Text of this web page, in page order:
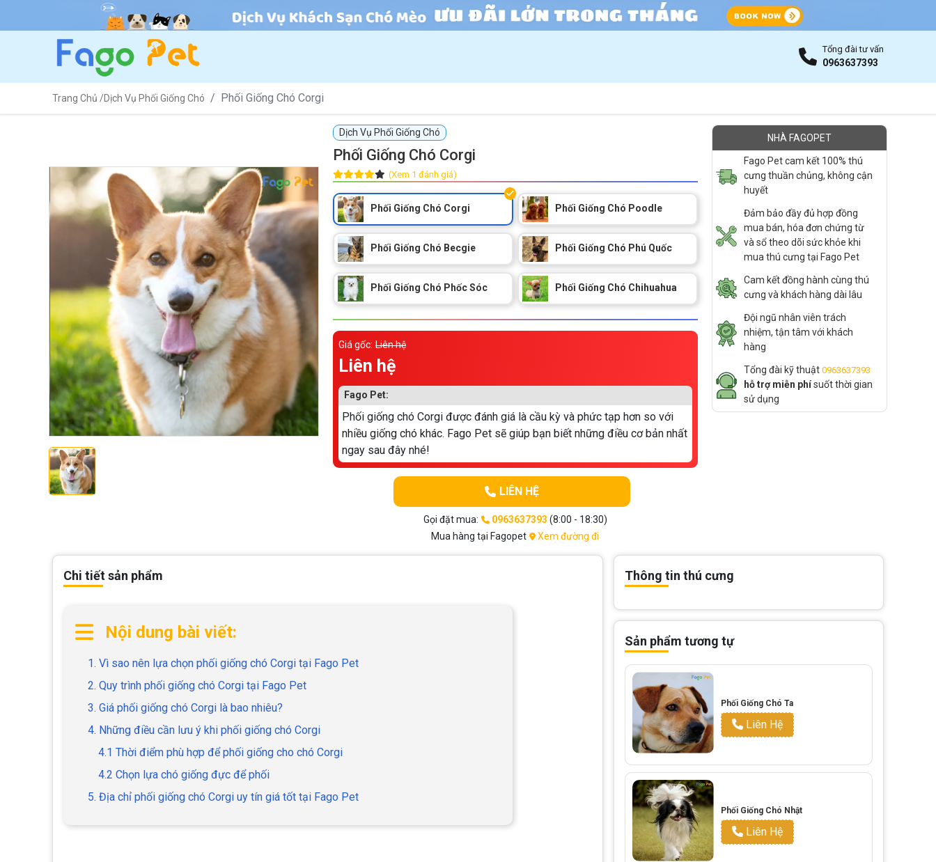
Tổng đài tư vấn
0963637393
Trang Chủ /Dịch Vụ Phối Giống Chó Phối Giống Chó Corgi
Dịch Vụ Phối Giống Chó
Phối Giống Chó Corgi
(Xem 1 đánh giá)
Phối Giống Chó Corgi Phối Giống Chó Poodle
Phối Giống Chó Becgie Phối Giống Chó Phú Quốc
Phối Giống Chó Phốc Sóc Phối Giống Chó Chihuahua
Giá gốc: Liên hệ
Liên hệ
Fago Pet:
Phối giống chó Corgi được đánh giá là cầu kỳ và phức tạp hơn so với
nhiều giống chó khác. Fago Pet sẽ giúp bạn biết những điều cơ bản nhất
ngay sau đây nhé!
LIÊN HỆ
Gọi đặt mua: 0963637393 (8:00 - 18:30)
Mua hàng tại Fagopet
Xem đường đi
NHÀ FAGOPET
Fago Pet cam kết 100% thú
cưng thuần chủng, không cận
huyết
Đảm bảo đầy đủ hợp đồng
mua bán, hóa đơn chứng từ
và sổ theo dõi sức khỏe khi
mua thú cưng tại Fago Pet
Cam kết đồng hành cùng thú
cưng và khách hàng dài lâu
Đội ngũ nhân viên trách
nhiệm, tận tâm với khách
hàng
Tổng đài kỹ thuật 0963637393
hỗ trợ miễn phísuốt thời gian
sử dụng
Chi tiết sản phẩm
Nội dung bài viết:
1. Vì sao nên lựa chọn phối giống chó Corgi tại Fago Pet
2. Quy trình phối giống chó Corgi tại Fago Pet
3. Giá phối giống chó Corgi là bao nhiêu?
4. Những điều cần lưu ý khi phối giống chó Corgi
4.1 Thời điểm phù hợp để phối giống cho chó Corgi
4.2 Chọn lựa chó giống đực để phối
5. Địa chỉ phối giống chó Corgi uy tín giá tốt tại Fago Pet
Thông tin thú cưng
Sản phẩm tương tự
Phối Giống Chó Ta
Liên Hệ
Phối Giống Chó Nhật
Liên Hệ